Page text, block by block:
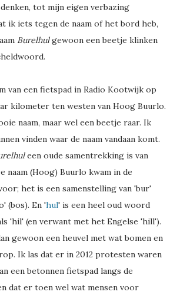
tot mijn eigen verbazing
ik iets tegen de naam of het bord heb,
Burelhulgewoon een beetje klinken
van een fietspad in Radio Kootwijk op
kilometer ten westen van Hoog Buurlo.
naam, maar wel een beetje raar. Ik
vinden waar de naam vandaan komt.
een oude samentrekking is van
naam (Hoog) Buurlo kwam in de
het is een samenstelling van 'bur'
(bos). En 'hul' is een heel oud woord
'hil' (en verwant met het Engelse 'hill').
gewoon een heuvel met wat bomen en
Ik las dat er in 2012 protesten waren
een betonnen fietspad langs de
dat er toen wel wat mensen voor